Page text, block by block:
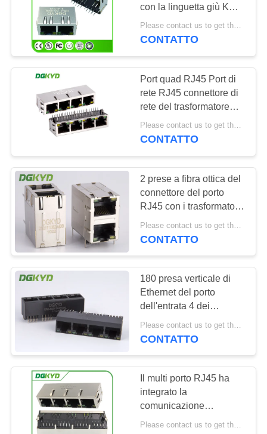
con la linguetta giù KRJ-
201DNL del
trasformatore di
Please contact us to get the latest price. MOQ:1 pezzo
CONTATTO
Port quad RJ45 Port di
rete RJ45 connettore di
rete del trasformatore
gigabit integrato con
trasformatore per
Please contact us to get the latest price. MOQ:1 pezzo
CONTATTO
2 prese a fibra ottica del
connettore del porto
RJ45 con i trasformatori
2X1 1000Mb ad angolo
retto RJ45
CONTATTO
180 presa verticale di
Ethernet del porto
dell'entrata 4 dei
connettori multipli del
porto RJ45 di grado 1X4
Please contact us to get the latest price. MOQ:1 pezzo
CONTATTO
Il multi porto RJ45 ha
integrato la
comunicazione
montabile del PWB di
Please contact us to get the latest price. MOQ:1 pezzo